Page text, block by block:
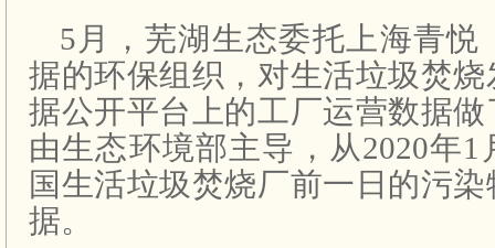
5月，芜湖生态委托上海青悦
据的环保组织，对生活垃圾焚
据公开平台上的工厂运营数据
由生态环境部主导，从2020年
国生活垃圾焚烧厂前一日的污
据。